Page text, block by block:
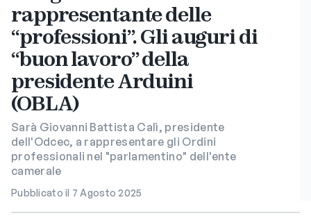
rappresentante delle
“professioni”. Gli auguri di
“buon lavoro” della
presidente Arduini
(OBLA)
Sarà Giovanni Battista Calì, presidente
dell'Odcec, a rappresentare gli Ordini
professionali nel "parlamentino" dell'ente
camerale
Pubblicato il 7 Agosto 2025